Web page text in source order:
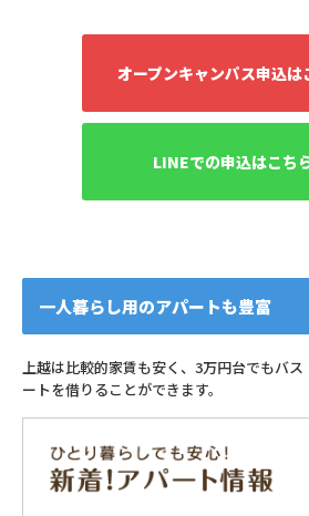
オープンキャンパス申込は
LINEでの申込はこち
一人暮らし用のアパートも豊富
上越は比較的家賃も安く、3万円台でもバ
ートを借りることができます。